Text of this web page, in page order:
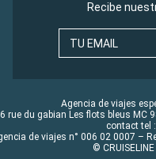
Recibe
TU EMAIL
Agencia de viajes
rue du gabian Les flots bleus MC
contact tel
de viajes n° 006 02 0007 –
©